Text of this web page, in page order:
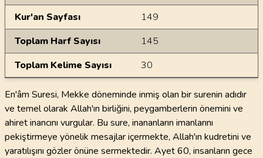
Kur'an Sayfası
149
Toplam Harf Sayısı
145
Toplam Kelime Sayısı
30
En'âm Suresi, Mekke döneminde inmiş olan bir surenin adıdır
ve temel olarak Allah'ın birliğini, peygamberlerin önemini ve
ahiret inancını vurgular. Bu sure, inananların imanlarını
pekiştirmeye yönelik mesajlar içermekte, Allah'ın kudretini ve
yaratılışını gözler önüne sermektedir. Ayet 60, insanların gece